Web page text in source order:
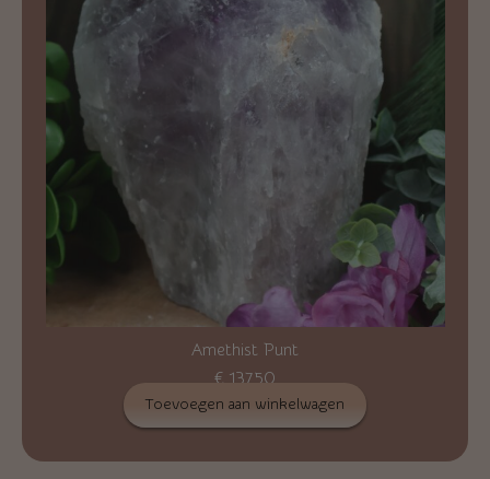
Amethist Punt
€137,50
Toevoegen aan winkelwagen